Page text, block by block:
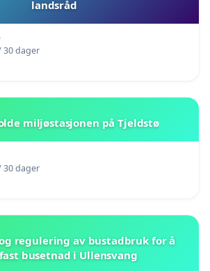
landsråd
30 dager
miljøstasjonen på Tjeldstø
30 dager
regulering av bustadbruk for å
busetnad i Ullensvang